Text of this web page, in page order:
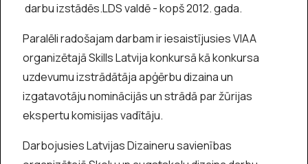
darbu izstādēs.LDS valdē - kopš 2012. gada.
Paralēli radošajam darbam ir iesaistījusies VIAA
organizētajā Skills Latvija konkursā kā konkursa
uzdevumu izstrādātāja apģērbu dizaina un
izgatavotāju nominācijās un strādā par žūrijas
ekspertu komisijas vadītāju.
Darbojusies Latvijas Dizaineru savienības